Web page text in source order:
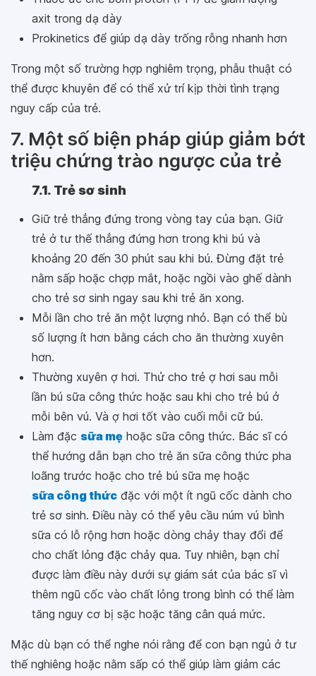
axit trong dạ dày
Prokinetics để giúp dạ dày trống rỗng nhanh hơn
Trong một số trường hợp nghiêm trọng, phẫu thuật có
thể được khuyên để có thể xử trí kịp thời tình trạng
nguy cấp của trẻ.
7. Một số biện pháp giúp giảm bớt
triệu chứng trào ngược của trẻ
7.1. Trẻ sơ sinh
Giữ trẻ thẳng đứng trong vòng tay của bạn. Giữ
trẻ ở tư thế thẳng đứng hơn trong khi bú và
khoảng 20 đến 30 phút sau khi bú. Đừng đặt trẻ
nằm sấp hoặc chợp mắt, hoặc ngồi vào ghế dành
cho trẻ sơ sinh ngay sau khi trẻ ăn xong.
Mỗi lần cho trẻ ăn một lượng nhỏ. Bạn có thể bù
số lượng ít hơn bằng cách cho ăn thường xuyên
hơn.
Thường xuyên ợ hơi. Thử cho trẻ ợ hơi sau mỗi
lần bú sữa công thức hoặc sau khi cho trẻ bú ở
mỗi bên vú. Và ợ hơi tốt vào cuối mỗi cữ bú.
Làm đặc sữa mẹ hoặc sữa công thức. Bác sĩ có
thể hướng dẫn bạn cho trẻ ăn sữa công thức pha
loãng trước hoặc cho trẻ bú sữa mẹ hoặc
sữa công thức đặc với một ít ngũ cốc dành cho
trẻ sơ sinh. Điều này có thể yêu cầu núm vú bình
sữa có lỗ rộng hơn hoặc dòng chảy thay đổi để
cho chất lỏng đặc chảy qua. Tuy nhiên, bạn chỉ
được làm điều này dưới sự giám sát của bác sĩ vì
thêm ngũ cốc vào chất lỏng trong bình có thể làm
tăng nguy cơ bị sặc hoặc tăng cân quá mức.
Mặc dù bạn có thể nghe nói rằng để con bạn ngủ ở tư
thế nghiêng hoặc nằm sấp có thể giúp làm giảm các